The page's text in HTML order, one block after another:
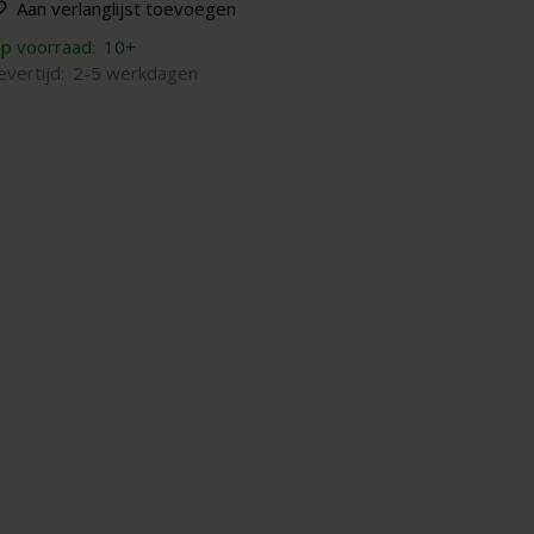
Aan verlanglijst toevoegen
voorraad: 10+
2-5 werkdagen